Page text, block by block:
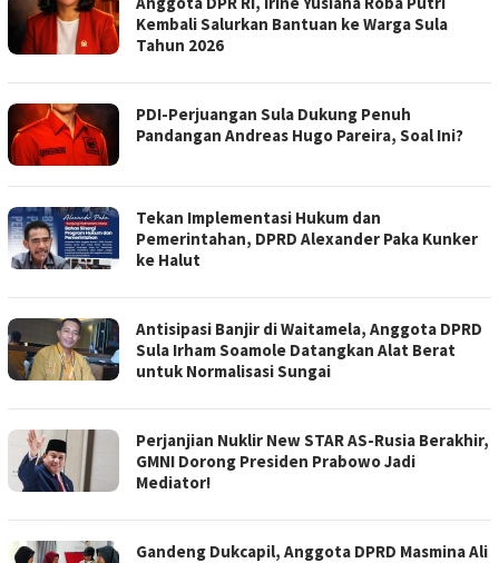
Kembali Salurkan Bantuan ke Warga Sula
Tahun 2026
PDI-Perjuangan Sula Dukung Penuh
Pandangan Andreas Hugo Pareira, Soal Ini?
Tekan Implementasi Hukum dan
Pemerintahan, DPRD Alexander Paka Kunker
ke Halut
Antisipasi Banjir di Waitamela, Anggota DPRD
Sula Irham Soamole Datangkan Alat Berat
untuk Normalisasi Sungai
Perjanjian Nuklir New STAR AS-Rusia Berakhir,
GMNI Dorong Presiden Prabowo Jadi
Mediator!
Gandeng Dukcapil, Anggota DPRD Masmina Ali